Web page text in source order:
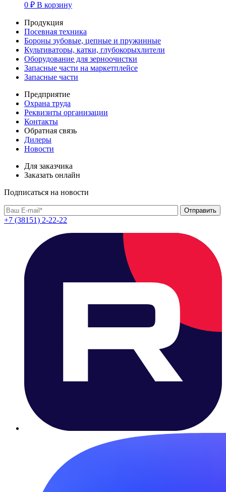
0 ₽ В корзину
Продукция
Посевная техника
Бороны зубовые, цепные и пружинные
Культиваторы, катки, глубокорыхлители
Оборудование для зерноочистки
Запасные части на маркетплейсе
Запасные части
Предприятие
Охрана труда
Реквизиты организации
Контакты
Обратная связь
Дилеры
Новости
Для заказчика
Заказать онлайн
Подписаться на новости
+7 (38151) 2-22-22